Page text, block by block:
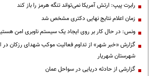
رابرت پیپ: ارتش آمریکا نمی‌تواند تنگه هرمز را باز کند
زمان اعلام نتایج نهایی دکتری مشخص شد
ونس: در حال کار بر روی ایجاد یک سیستم ناوبری امن
گزارش «خبر شهر» از تداوم فعالیت موکب شهدای رزکان در
شهرستان شهریار
گزارشی از حادثه دریایی در سواحل عمان